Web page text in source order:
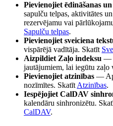
Pievienojiet ēdināšanas
sapulču telpas, aktivitātes
rezervējamu vai
Sapulču telpas.
Pievienojiet sveiciena
vispārējā vadītāja. Skatīt
Aizpildiet Zaļo indeksu —
jautājumiem, lai iegūtu zaļo
Pievienojiet atzinības —
nozīmītes. Skatīt Atzinības.
Iespējojiet CalDAV
kalendāru sinhronizētu.
CalDAV.